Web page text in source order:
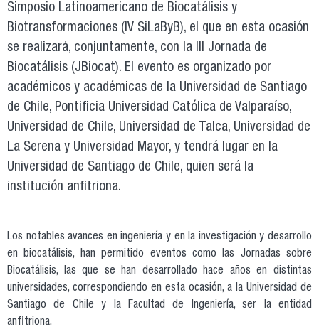
Simposio Latinoamericano de Biocatálisis y
Biotransformaciones (IV SiLaByB), el que en esta ocasión
se realizará, conjuntamente, con la III Jornada de
Biocatálisis (JBiocat). El evento es organizado por
académicos y académicas de la Universidad de Santiago
de Chile, Pontificia Universidad Católica de Valparaíso,
Universidad de Chile, Universidad de Talca, Universidad de
La Serena y Universidad Mayor, y tendrá lugar en la
Universidad de Santiago de Chile, quien será la
institución anfitriona.
Los notables avances en ingeniería y en la investigación y desarrollo
en biocatálisis, han permitido eventos como las Jornadas sobre
Biocatálisis, las que se han desarrollado hace años en distintas
universidades, correspondiendo en esta ocasión, a la Universidad de
Santiago de Chile y la Facultad de Ingeniería, ser la entidad
anfitriona.